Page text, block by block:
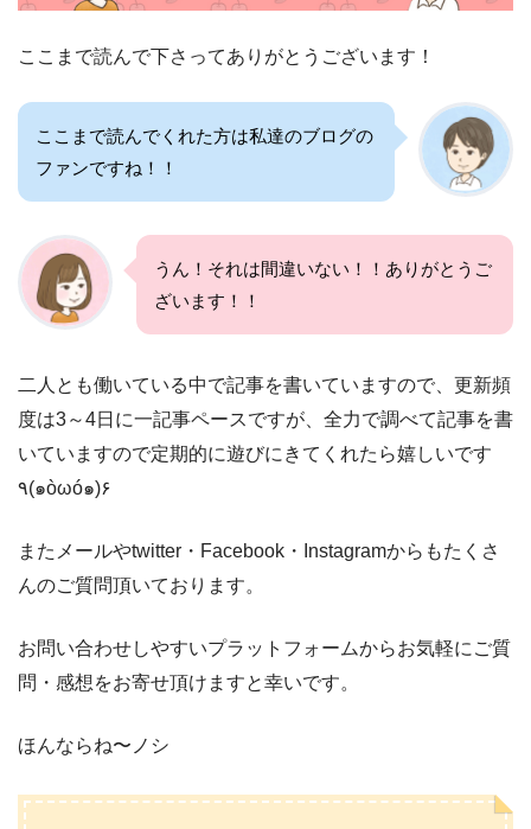
ここまで読んで下さってありがとうございます！
ここまで読んでくれた方は私達のブログの
ファンですね！！
うん！それは間違いない！！ありがとうご
ざいます！！
二人とも働いている中で記事を書いていますので、更新頻
度は3～4日に一記事ペースですが、全力で調べて記事を書
いていますので定期的に遊びにきてくれたら嬉しいです
٩(๑òωó๑)۶
またメールやtwitter・Facebook・Instagramからもたくさ
んのご質問頂いております。
お問い合わせしやすいプラットフォームからお気軽にご質
問・感想をお寄せ頂けますと幸いです。
ほんならね〜ノシ